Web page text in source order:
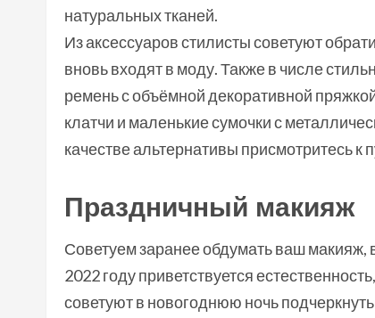
натуральных тканей.
Из аксессуаров стилисты советуют
вновь входят в моду. Также в числе
ремень с объёмной декоративной
клатчи и маленькие сумочки с
качестве альтернативы присмотритесь к
Праздничный макияж
Советуем заранее обдумать ваш макияж,
2022 году приветствуется
советуют в новогоднюю ночь